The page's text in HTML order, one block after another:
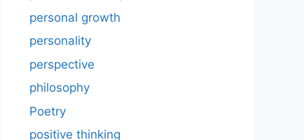
personal growth
personality
perspective
philosophy
Poetry
positive thinking